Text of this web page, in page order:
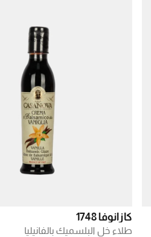
كازانوفا 1748
طلاء خل البلسميك بالفانيليا